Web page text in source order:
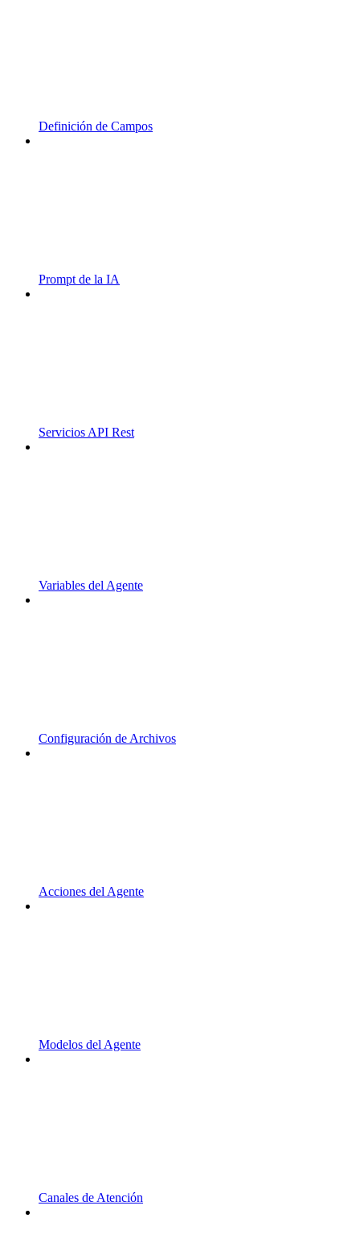
Definición de Campos
Prompt de la IA
Servicios API Rest
Variables del Agente
Configuración de Archivos
Acciones del Agente
Modelos del Agente
Canales de Atención